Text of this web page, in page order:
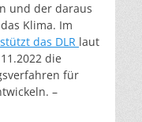
und der daraus
Klima. Im
das DLR laut
die
für
–